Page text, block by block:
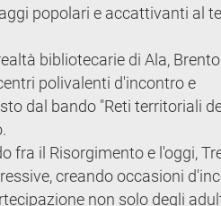
popolari e accattivanti al
bibliotecarie di Ala,
polivalenti d'incontro e
dal bando "Reti territoriali
fra il Risorgimento e l'oggi,
creando occasioni
non solo degli